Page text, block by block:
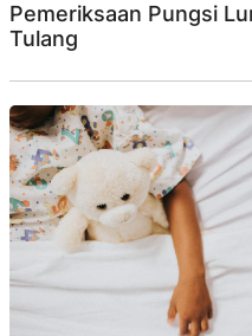
Pemeriksaan Pungsi
Tulang